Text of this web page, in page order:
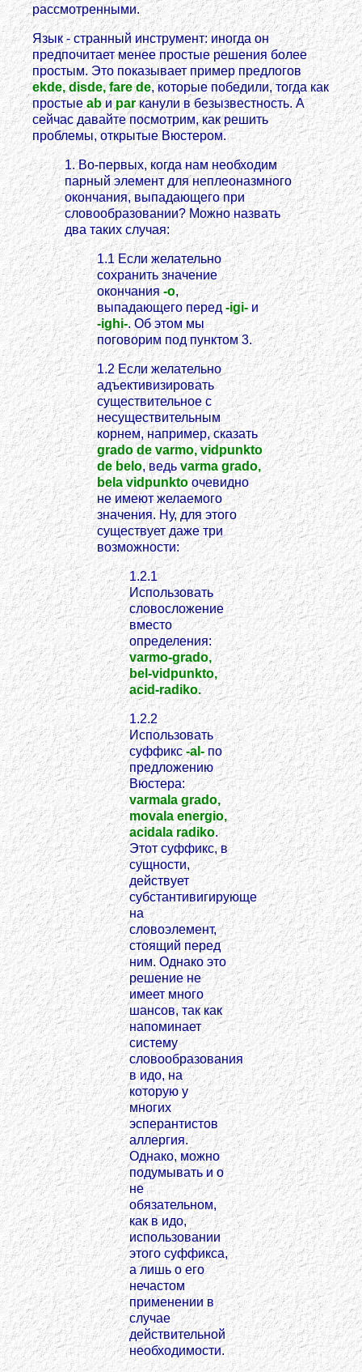
рассмотренными.
Язык - странный инструмент: иногда он
предпочитает менее простые решения более
простым. Это показывает пример предлогов
ekde, disde, fare de, которые победили, тогда как
простые abиparканули в безызвестность. А
сейчас давайте посмотрим, как решить
проблемы, открытые Вюстером.
1. Во-первых, когда нам необходим
парный элемент для неплеоназмного
окончания, выпадающего при
словообразовании? Можно назвать
два таких случая:
1.1 Если желательно
сохранить значение
окончания -o,
выпадающего перед -igi- и
-ighi-. Об этом мы
поговорим под пунктом 3.
1.2 Если желательно
адъективизировать
существительное с
несуществительным
корнем, например, сказать
grado de varmo, vidpunkto
de belo, ведь varma grado,
bela vidpunkto очевидно
не имеют желаемого
значения. Ну, для этого
существует даже три
возможности:
1.2.1
Использовать
словосложение
вместо
определения:
varmo-grado,
bel-vidpunkto,
acid-radiko.
1.2.2
Использовать
суффикс-al-по
предложению
Вюстера:
varmala grado,
movala energio,
acidala radiko.
Этот суффикс, в
сущности,
действует
субстантивигирующе
на
словоэлемент,
стоящий перед
ним. Однако это
решение не
имеет много
шансов, так как
напоминает
систему
словообразования
в идо, на
которую у
многих
эсперантистов
аллергия.
Однако, можно
подумывать и о
не
обязательном,
как в идо,
использовании
этого суффикса,
а лишь о его
нечастом
применении в
случае
действительной
необходимости.